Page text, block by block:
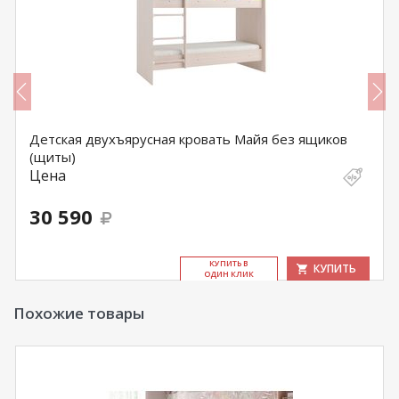
Детская двухъярусная кровать Майя без ящиков
(щиты)
Цена
30 590
КУ­ПИТЬ В
ОДИН КЛИК
КУПИТЬ
Похожие товары